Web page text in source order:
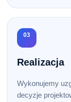
03
Realizacja
Wykonujemy
decyzje